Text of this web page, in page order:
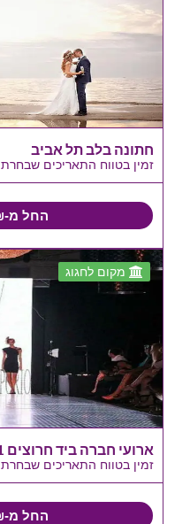
חתונה בלב תל אביב
זמין בטווח התאריכים שבחרת
החל מ-190₪ למנה
מקום לחגוג
ארועי חברה ביד חרוצים 11
זמין בטווח התאריכים שבחרת
החל מ-150₪ למנה